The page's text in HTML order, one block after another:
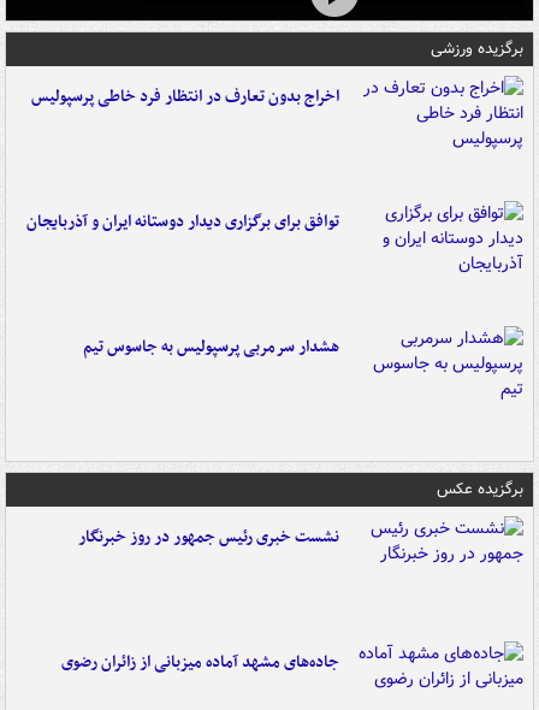
برگزیده ورزشی
اخراج بدون تعارف در انتظار فرد خاطی پرسپولیس
توافق برای برگزاری دیدار دوستانه ایران و آذربایجان
هشدار سرمربی پرسپولیس به جاسوس تیم
برگزیده عکس
نشست خبری رئیس جمهور در روز خبرنگار
جاده‌های مشهد آماده میزبانی از زائران رضوی